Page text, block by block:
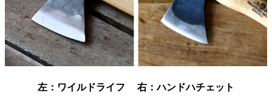
左：ワイルドライフ 右：ハンドハチェット